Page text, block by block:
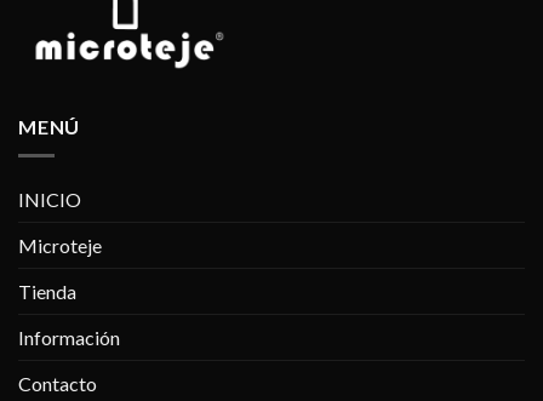
MENÚ
INICIO
Microteje
Tienda
Información
Contacto